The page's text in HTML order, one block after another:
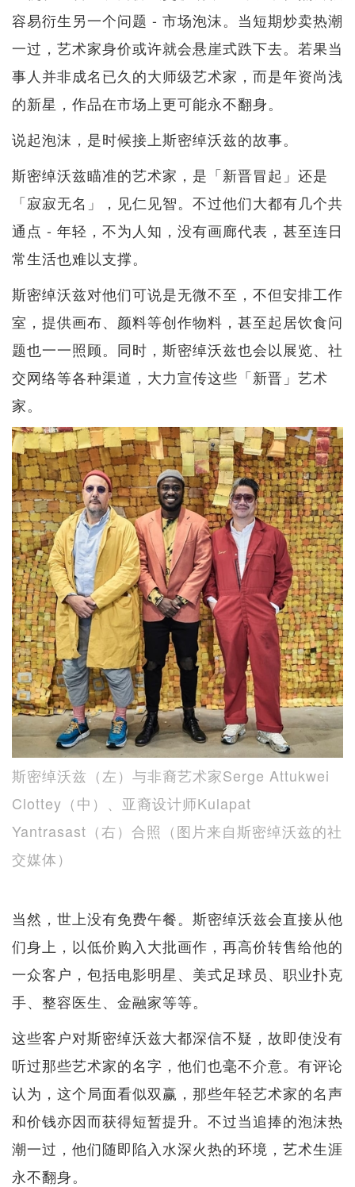
容易衍生另一个问题 - 市场泡沫。当短期炒卖热潮
一过，艺术家身价或许就会悬崖式跌下去。若果当
事人并非成名已久的大师级艺术家，而是年资尚浅
的新星，作品在市场上更可能永不翻身。
说起泡沫，是时候接上斯密绰沃兹的故事。
斯密绰沃兹瞄准的艺术家，是「新晋冒起」还是
「寂寂无名」，见仁见智。不过他们大都有几个共
通点 - 年轻，不为人知，没有画廊代表，甚至连日
常生活也难以支撑。
斯密绰沃兹对他们可说是无微不至，不但安排工作
室，提供画布、颜料等创作物料，甚至起居饮食问
题也一一照顾。同时，斯密绰沃兹也会以展览、社
交网络等各种渠道，大力宣传这些「新晋」艺术
家。
斯密绰沃兹（左）与非裔艺术家Serge Attukwei
Clottey（中）、亚裔设计师Kulapat
Yantrasast（右）合照（图片来自斯密绰沃兹的社
交媒体）
当然，世上没有免费午餐。斯密绰沃兹会直接从他
们身上，以低价购入大批画作，再高价转售给他的
一众客户，包括电影明星、美式足球员、职业扑克
手、整容医生、金融家等等。
这些客户对斯密绰沃兹大都深信不疑，故即使没有
听过那些艺术家的名字，他们也毫不介意。有评论
认为，这个局面看似双赢，那些年轻艺术家的名声
和价钱亦因而获得短暂提升。不过当追捧的泡沫热
潮一过，他们随即陷入水深火热的环境，艺术生涯
永不翻身。